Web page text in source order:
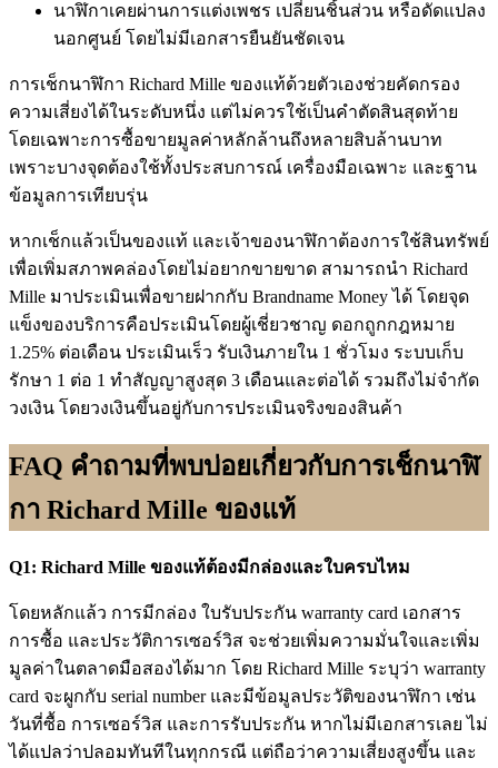
นาฬิกาเคยผ่านการแต่งเพชร เปลี่ยนชิ้นส่วน หรือดัดแปลง
นอกศูนย์ โดยไม่มีเอกสารยืนยันชัดเจน
การเช็กนาฬิกา Richard Mille ของแท้ด้วยตัวเองช่วยคัดกรอง
ความเสี่ยงได้ในระดับหนึ่ง แต่ไม่ควรใช้เป็นคำตัดสินสุดท้าย
โดยเฉพาะการซื้อขายมูลค่าหลักล้านถึงหลายสิบล้านบาท
เพราะบางจุดต้องใช้ทั้งประสบการณ์ เครื่องมือเฉพาะ และฐาน
ข้อมูลการเทียบรุ่น
หากเช็กแล้วเป็นของแท้ และเจ้าของนาฬิกาต้องการใช้สินทรัพย์
เพื่อเพิ่มสภาพคล่องโดยไม่อยากขายขาด สามารถนำ Richard
Mille มาประเมินเพื่อขายฝากกับ Brandname Money ได้ โดยจุด
แข็งของบริการคือประเมินโดยผู้เชี่ยวชาญ ดอกถูกกฎหมาย
1.25% ต่อเดือน ประเมินเร็ว รับเงินภายใน 1 ชั่วโมง ระบบเก็บ
รักษา 1 ต่อ 1 ทำสัญญาสูงสุด 3 เดือนและต่อได้ รวมถึงไม่จำกัด
วงเงิน โดยวงเงินขึ้นอยู่กับการประเมินจริงของสินค้า
FAQ คำถามที่พบบ่อยเกี่ยวกับการเช็กนาฬิ
กา Richard Mille ของแท้
Q1: Richard Mille ของแท้ต้องมีกล่องและใบครบไหม
โดยหลักแล้ว การมีกล่อง ใบรับประกัน warranty card เอกสาร
การซื้อ และประวัติการเซอร์วิส จะช่วยเพิ่มความมั่นใจและเพิ่ม
มูลค่าในตลาดมือสองได้มาก โดย Richard Mille ระบุว่า warranty
card จะผูกกับ serial number และมีข้อมูลประวัติของนาฬิกา เช่น
วันที่ซื้อ การเซอร์วิส และการรับประกัน หากไม่มีเอกสารเลย ไม่
ได้แปลว่าปลอมทันทีในทุกกรณี แต่ถือว่าความเสี่ยงสูงขึ้น และ